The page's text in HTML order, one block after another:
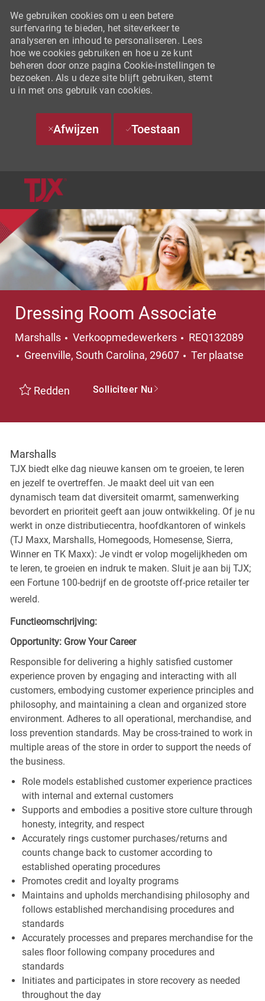
We gebruiken cookies om u een betere
surfervaring te bieden, het siteverkeer te
analyseren en inhoud te personaliseren. Lees
hoe we cookies gebruiken en hoe u ze kunt
beheren door onze pagina Cookie-instellingen te
bezoeken. Als u deze site blijft gebruiken, stemt
u in met ons gebruik van cookies.
Afwijzen Toestaan
Dressing Room Associate
Marshalls Categorie
Verkoopmedewerkers
REQ132089
Plaats
Greenville, South Carolina, 29607 Ter plaatse
Redden Solliciteer Nu
Marshalls
TJX biedt elke dag nieuwe kansen om te groeien, te leren
en jezelf te overtreffen. Je maakt deel uit van een
dynamisch team dat diversiteit omarmt, samenwerking
bevordert en prioriteit geeft aan jouw ontwikkeling. Of je nu
werkt in onze distributiecentra, hoofdkantoren of winkels
(TJ Maxx, Marshalls, Homegoods, Homesense, Sierra,
Winner en TK Maxx): Je vindt er volop mogelijkheden om
te leren, te groeien en indruk te maken. Sluit je aan bij TJX;
een Fortune 100-bedrijf en de grootste off-price retailer ter
wereld.
Functieomschrijving:
Opportunity: Grow Your Career
Responsible for delivering a highly satisfied customer
experience proven by engaging and interacting with all
customers, embodying customer experience principles and
philosophy, and maintaining a clean and organized store
environment. Adheres to all operational, merchandise, and
loss prevention standards. May be cross-trained to work in
multiple areas of the store in order to support the needs of
the business.
Role models established customer experience practices
with internal and external customers
Supports and embodies a positive store culture through
honesty, integrity, and respect
Accurately rings customer purchases/returns and
counts change back to customer according to
established operating procedures
Promotes credit and loyalty programs
Maintains and upholds merchandising philosophy and
follows established merchandising procedures and
standards
Accurately processes and prepares merchandise for the
sales floor following company procedures and
standards
Initiates and participates in store recovery as needed
throughout the day